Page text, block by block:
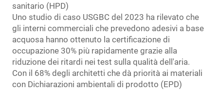
sanitario (HPD)
Uno studio di caso USGBC del 2023 ha rilevato che
gli interni commerciali che prevedono adesivi a base
acquosa hanno ottenuto la certificazione di
occupazione 30% più rapidamente grazie alla
riduzione dei ritardi nei test sulla qualità dell'aria.
Con il 68% degli architetti che dà priorità ai materiali
con Dichiarazioni ambientali di prodotto (EPD)